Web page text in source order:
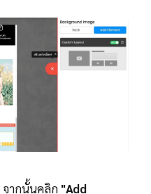
จากนั้นคลิก "Add